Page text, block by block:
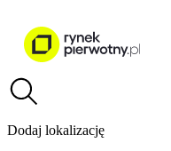
Dodaj lokalizację